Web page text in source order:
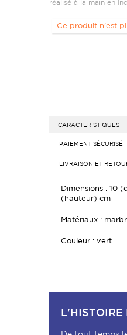
réalisé à la main en
Ce produit n'est
CARACTÉRISTIQUES
PAIEMENT SÉCURISÉ
LIVRAISON ET
Dimensions : 10
(hauteur) cm
Matériaux :
Couleur : vert
L'HISTOIRE